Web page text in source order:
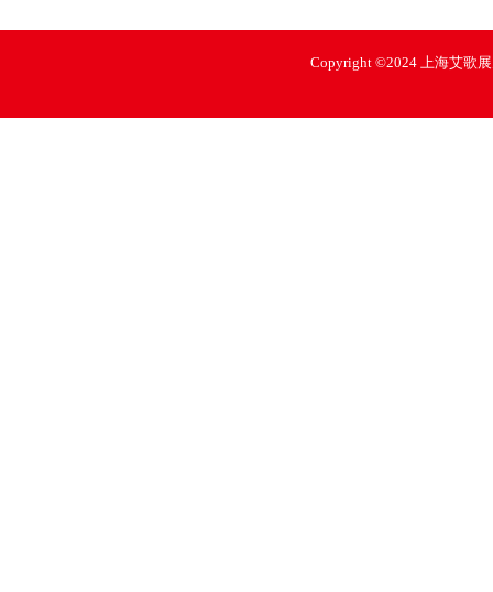
Copyright ©2024 上海艾歌